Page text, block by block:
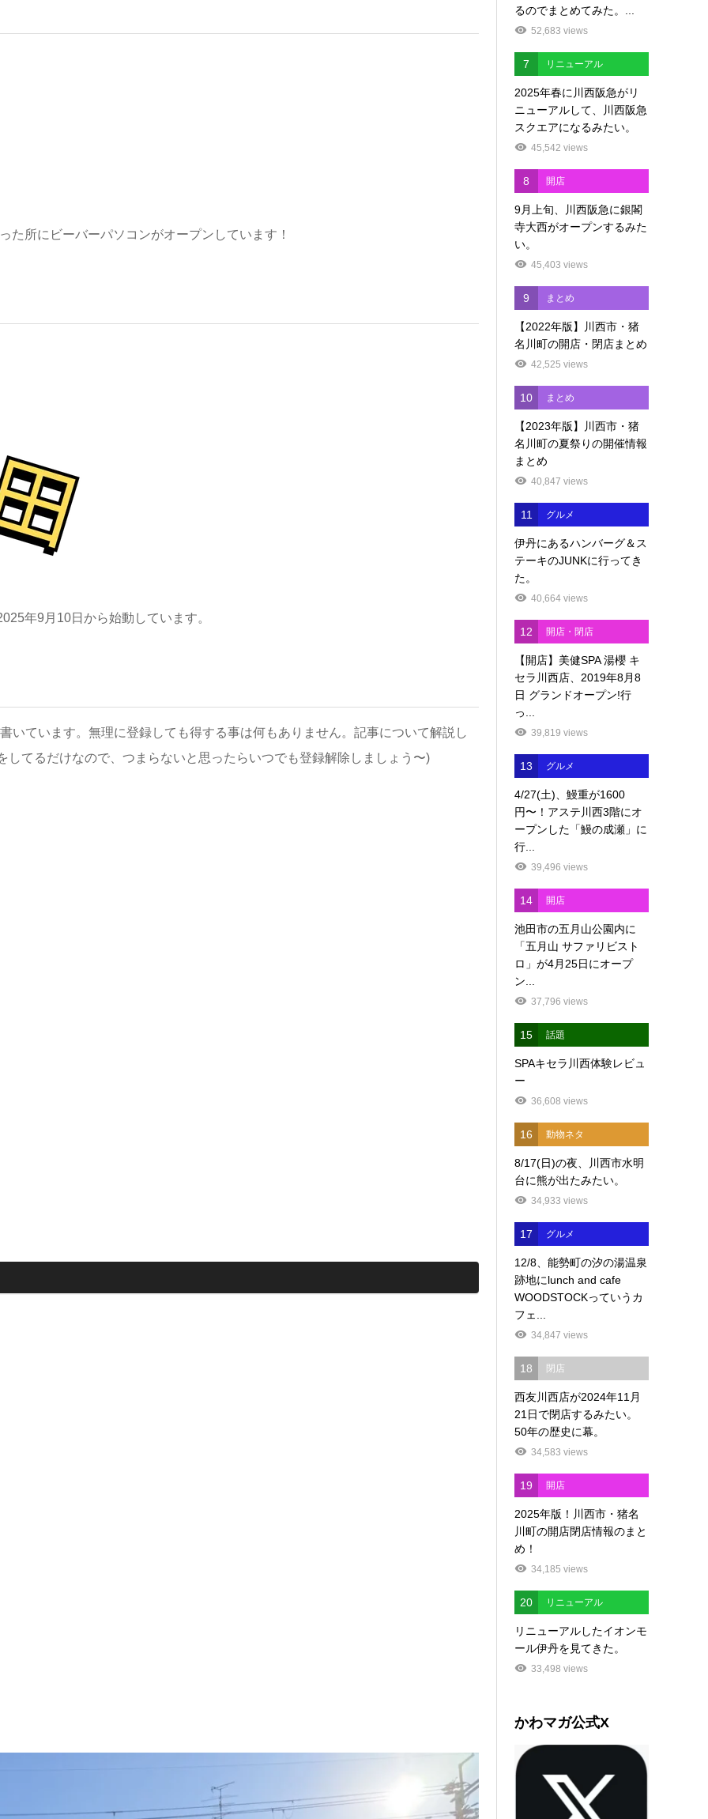
た所にビーバーパソコンがオープンしています！
年9月10日から始動しています。
いています。無理に登録しても得する事は何もありません。記事について解説し
てるだけなので、つまらないと思ったらいつでも登録解除しましょう〜)
るのでまとめてみた。...
52,683 views
7 リニューアル
2025年春に川西阪急がリ
ニューアルして、川西阪急
スクエアになるみたい。
45,542 views
8 開店
9月上旬、川西阪急に銀閣
寺大西がオープンするみた
い。
45,403 views
9 まとめ
【2022年版】川西市・猪
名川町の開店・閉店まとめ
42,525 views
10 まとめ
【2023年版】川西市・猪
名川町の夏祭りの開催情報
まとめ
40,847 views
11 グルメ
伊丹にあるハンバーグ＆ス
テーキのJUNKに行ってき
た。
40,664 views
12 開店・閉店
【開店】美健SPA 湯櫻 キ
セラ川西店、2019年8月8
日 グランドオープン!行
っ...
39,819 views
13 グルメ
4/27(土)、鰻重が1600
円〜！アステ川西3階にオ
ープンした「鰻の成瀬」に
行...
39,496 views
14 開店
池田市の五月山公園内に
「五月山 サファリビスト
ロ」が4月25日にオープ
ン...
37,796 views
15 話題
SPAキセラ川西体験レビュ
ー
36,608 views
16 動物ネタ
8/17(日)の夜、川西市水明
台に熊が出たみたい。
34,933 views
17 グルメ
12/8、能勢町の汐の湯温泉
跡地にlunch and cafe
WOODSTOCKっていうカ
フェ...
34,847 views
18 閉店
西友川西店が2024年11月
21日で閉店するみたい。
50年の歴史に幕。
34,583 views
19 開店
2025年版！川西市・猪名
川町の開店閉店情報のまと
め！
34,185 views
20 リニューアル
リニューアルしたイオンモ
ール伊丹を見てきた。
33,498 views
かわマガ公式X